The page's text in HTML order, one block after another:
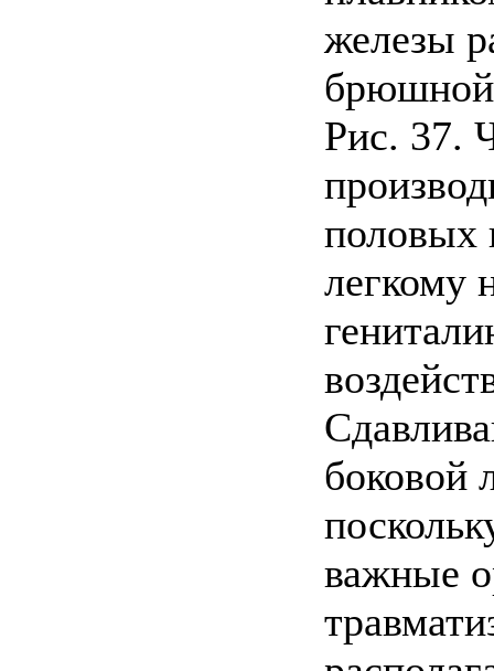
железы
брюшной
Рис. 37.
половых
легкому
боковой
важные